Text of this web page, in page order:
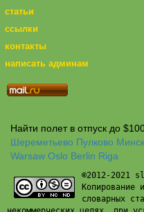
статьи
ссылки
контакты
написать админам
Найти полет в отпуск до
Шереметьево Пулково Минск
Warsaw Oslo Berlin Riga
©2012-2021
Копирование
словарных